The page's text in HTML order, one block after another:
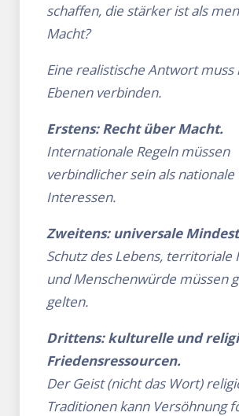
schaffen, die stärker ist als
Macht?
Eine realistische Antwort
Ebenen verbinden.
Erstens: Recht über Macht.
Internationale Regeln müssen
verbindlicher sein als nationale
Interessen.
Zweitens: universale
Schutz des Lebens, territoriale
und Menschenwürde müssen
gelten.
Drittens: kulturelle und
Friedensressourcen.
Der Geist (nicht das Wort)
Traditionen kann Versöhnung